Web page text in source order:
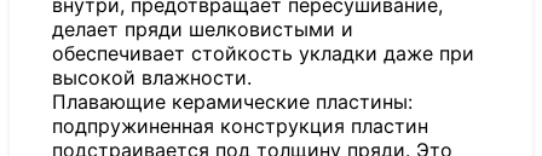
внутри, предотвращает пересушивание,
делает пряди шелковистыми и
обеспечивает стойкость укладки даже при
высокой влажности.
Плавающие керамические пластины:
подпружиненная конструкция пластин
подстраивается под толщину пряди. Это